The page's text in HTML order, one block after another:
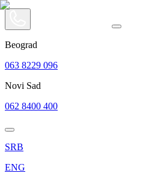
Beograd
063 8229 096
Novi Sad
062 8400 400
SRB
ENG